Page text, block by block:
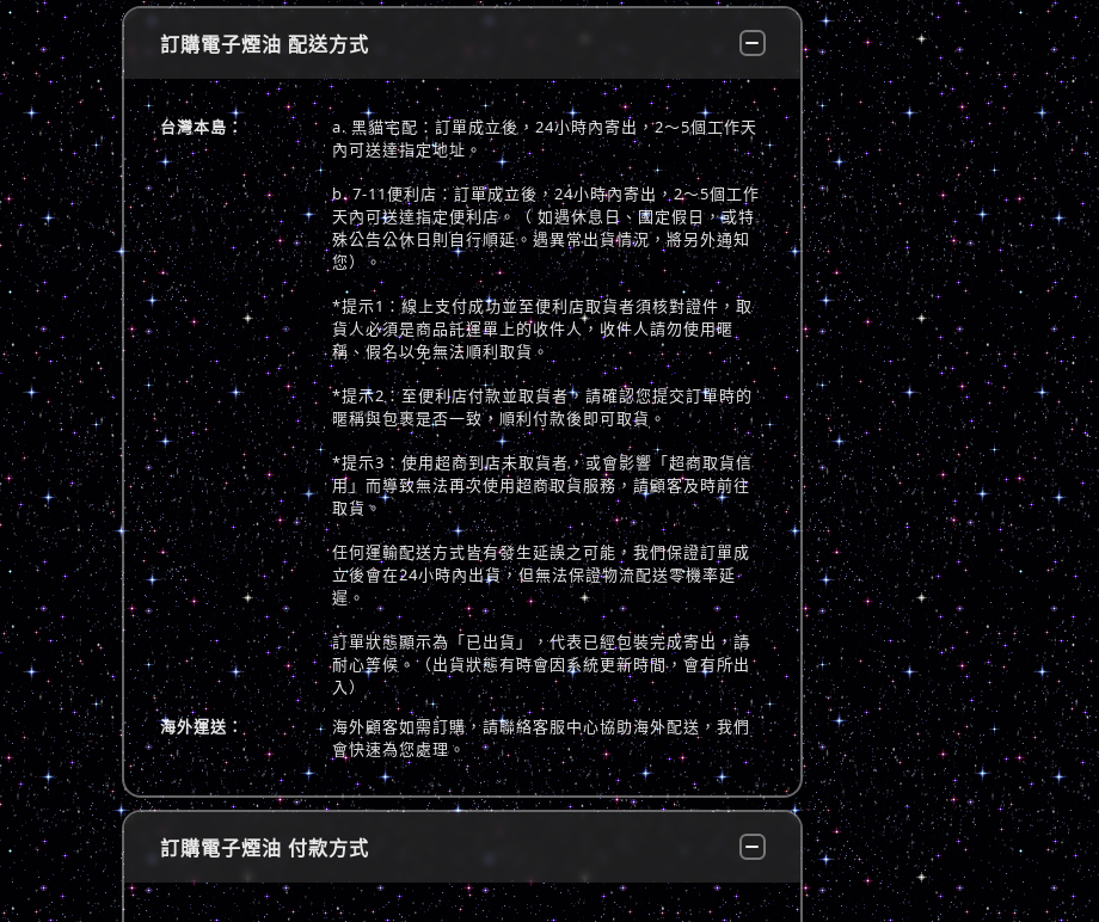
訂購電子煙油 配送方式
台灣本島：
a. 黑貓宅配：訂單成立後，24小時內寄出，2～5個工作天
內可送達指定地址。
b. 7-11便利店：訂單成立後，24小時內寄出，2～5個工作
天內可送達指定便利店。（ 如遇休息日、國定假日，或特
殊公告公休日則自行順延。遇異常出貨情況，將另外通知
您）。
*提示1：線上支付成功並至便利店取貨者須核對證件，取
貨人必須是商品託運單上的收件人，收件人請勿使用暱
稱、假名以免無法順利取貨。
*提示2：至便利店付款並取貨者，請確認您提交訂單時的
暱稱與包裹是否一致，順利付款後即可取貨。
*提示3：使用超商到店未取貨者，或會影響「超商取貨信
用」而導致無法再次使用超商取貨服務，請顧客及時前往
取貨。
任何運輸配送方式皆有發生延誤之可能，我們保證訂單成
立後會在24小時內出貨，但無法保證物流配送零機率延
遲。
訂單狀態顯示為「已出貨」，代表已經包裝完成寄出，請
耐心等候。（出貨狀態有時會因系統更新時間，會有所出
入）
海外運送：
海外顧客如需訂購，請聯絡客服中心協助海外配送，我們
會快速為您處理。
訂購電子煙油 付款方式